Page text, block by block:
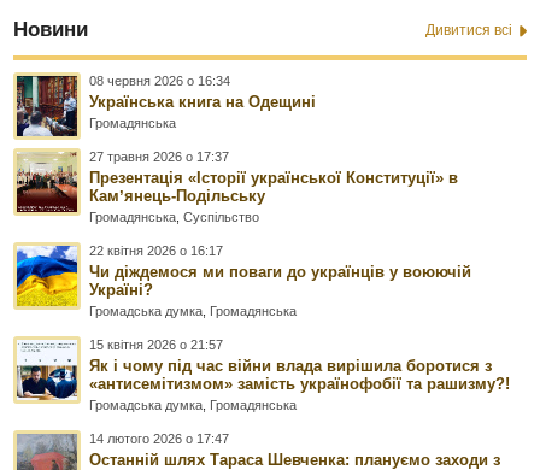
Новини Дивитися всі
08 червня 2026 о 16:34
Українська книга на Одещині
Громадянська
27 травня 2026 о 17:37
Презентація «Історії української Конституції» в
Камʼянець-Подільську
Громадянська ,Суспільство
22 квітня 2026 о 16:17
Чи діждемося ми поваги до українців у воюючій
Україні?
Громадська думка Громадянська
15 квітня 2026 о 21:57
Як і чому під час війни влада вирішила боротися з
«антисемітизмом» замість українофобії та рашизму?!
Громадська думка Громадянська
14 лютого 2026 о 17:47
Останній шлях Тараса Шевченка: плануємо заходи з